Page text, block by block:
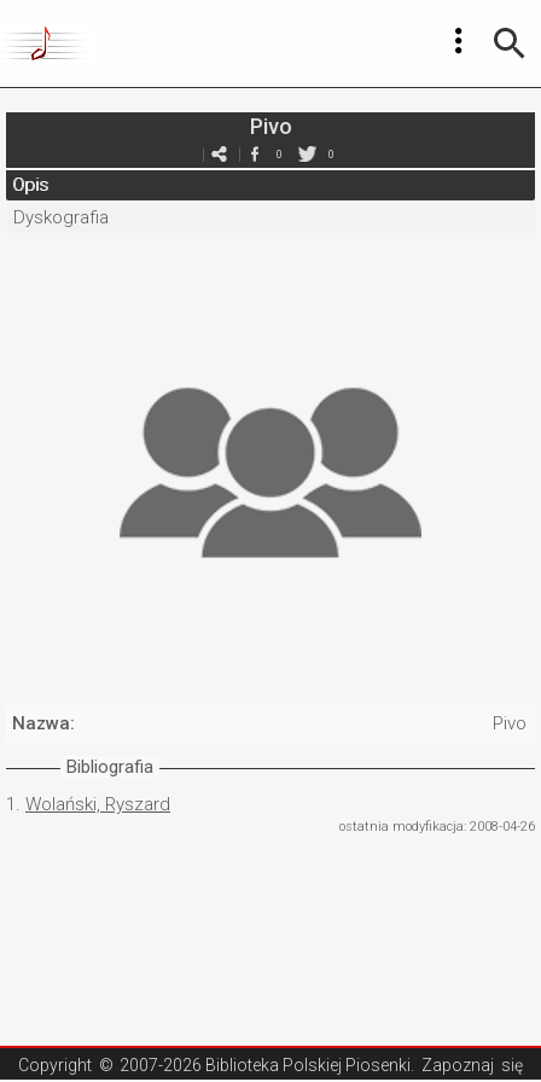
Pivo
0 0
Opis
Dyskografia
Nazwa:
Pivo
Bibliografia
1. Wolański, Ryszard
ostatnia modyfikacja: 2008-04-26
Copyright © 2007-2026 Biblioteka Polskiej Piosenki . Zapoznaj się